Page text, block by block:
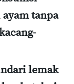
tanpa
lemak